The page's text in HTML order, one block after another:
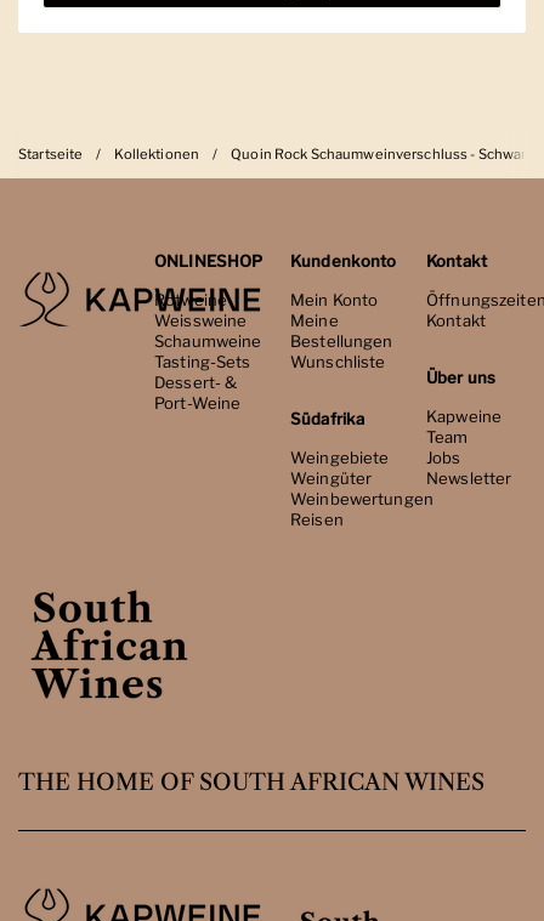
Startseite / Kollektionen / Quoin Rock Schaumweinverschluss - Schwarz
ONLINESHOP
Rotweine
Weissweine
Schaumweine
Tasting-Sets
Dessert- &
Port-Weine
Kundenkonto
Mein Konto
Meine
Bestellungen
Wunschliste
Südafrika
Weingebiete
Weingüter
Weinbewertungen
Reisen
Kontakt
Kontakt
Über uns
Kapweine
Team
Jobs
Newsletter
THE HOME OF SOUTH AFRICAN WINES